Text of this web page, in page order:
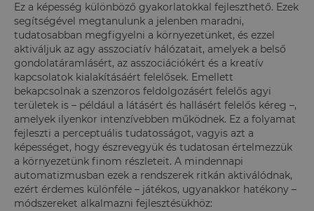
Ez a képesség különböző gyakorlatokkal fejleszthető. Ezek
segítségével megtanulunk a jelenben maradni,
tudatosabban megfigyelni a környezetünket, és ezzel
aktiváljuk az agy asszociatív hálózatait, amelyek a belső
gondolatáramlásért, az asszociációkért és a kreatív
kapcsolatok kialakításáért felelősek. Emellett
bekapcsolnak a szenzoros feldolgozásért felelős agyi
területek is – például a látásért és hallásért felelős kéreg –,
amelyek ilyenkor intenzívebben működnek. Ez a folyamat
fejleszti a perceptuális tudatosságot, vagyis azt a
képességet, hogy észrevegyük és tudatosan értelmezzük
a környezetünk finom részleteit. A mindennapi
automatizmusban ezek a rendszerek ritkán aktiválódnak,
ezért érdemes különféle – játékos, ugyanakkor hatékony –
módszereket alkalmazni fejlesztésükhöz: